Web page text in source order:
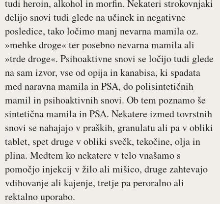
tudi heroin, alkohol in morfin. Nekateri strokovnjaki
delijo snovi tudi glede na učinek in negativne
posledice, tako ločimo manj nevarna mamila oz.
»mehke droge« ter posebno nevarna mamila ali
»trde droge«. Psihoaktivne snovi se ločijo tudi glede
na sam izvor, vse od opija in kanabisa, ki spadata
med naravna mamila in PSA, do polisintetičnih
mamil in psihoaktivnih snovi. Ob tem poznamo še
sintetična mamila in PSA. Nekatere izmed tovrstnih
snovi se nahajajo v praških, granulatu ali pa v obliki
tablet, spet druge v obliki svečk, tekočine, olja in
plina. Medtem ko nekatere v telo vnašamo s
pomočjo injekcij v žilo ali mišico, druge zahtevajo
vdihovanje ali kajenje, tretje pa peroralno ali
rektalno uporabo.